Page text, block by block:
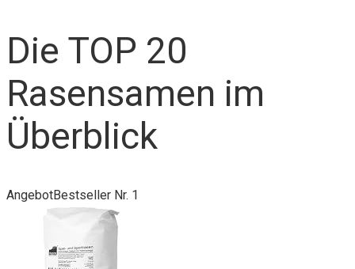
Die TOP 20
Rasensamen im
Überblick
AngebotBestseller Nr. 1